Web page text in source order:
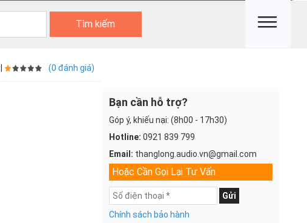
Tìm kiếm
(0 đánh giá)
Bạn cần hỗ trợ?
Góp ý, khiếu nại: (8h00 - 17h30)
Hotline: 0921 839 799
Email: thanglong.audio.vn@gmail.com
Hoặc Cần Gọi Lại Tư Vấn
Gửi
Chính sách bảo hành